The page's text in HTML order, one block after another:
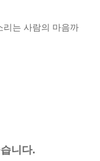
리는 사람의 마음까
니다.